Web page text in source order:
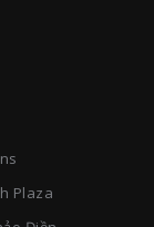
Plaza